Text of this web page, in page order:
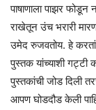
पाषाणाला पाझर फोडून
राखेतून उंच भरारी
उमेद रुजवतोय. हे
पुस्तक यांच्याशी गट्टी
पुस्तकांची जोड दिली
आपण घोडदौड केली